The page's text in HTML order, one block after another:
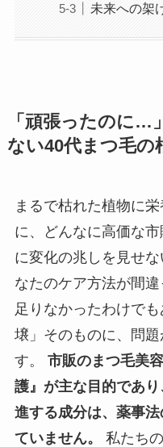
未来への架
「頑張ったのに…
ない40代まつ毛の
まるで枯れた植物に
に、どんなに高価な
に変化の兆しを見せ
なたのケア方法が間
足りなかったわけで
壌」そのものに、問
す。 市販のまつ毛美
護』が主な目的であ
進する成分は、薬事
ていません。
私たち